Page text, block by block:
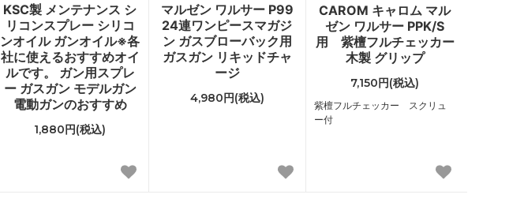
KSC製 メンテナンス シ
リコンスプレー シリコ
ンオイル ガンオイル※各
社に使えるおすすめオイ
ルです。 ガン用スプレ
ー ガスガン モデルガン
電動ガンのおすすめ
1,880円(税込)
マルゼン ワルサー P99
24連ワンピースマガジ
ン ガスブローバック用
ガスガン リキッドチャ
ージ
4,980円(税込)
CAROM キャロム マル
ゼン ワルサー PPK/S
用 紫檀フルチェッカー
木製 グリップ
7,150円(税込)
紫檀フルチェッカー スクリュ
ー付